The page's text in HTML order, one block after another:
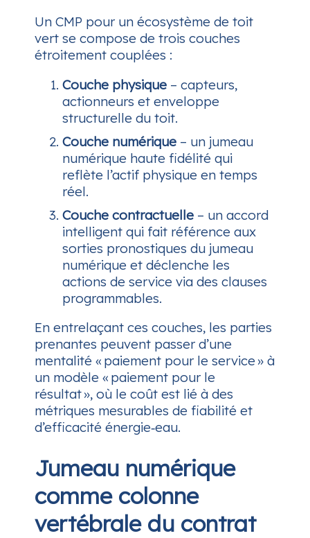
Un CMP pour un écosystème de toit
vert se compose de trois couches
étroitement couplées :
Couche physique – capteurs,
actionneurs et enveloppe
structurelle du toit.
Couche numérique – un jumeau
numérique haute fidélité qui
reflète l’actif physique en temps
réel.
Couche contractuelle – un accord
intelligent qui fait référence aux
sorties pronostiques du jumeau
numérique et déclenche les
actions de service via des clauses
programmables.
En entrelaçant ces couches, les parties
prenantes peuvent passer d’une
mentalité « paiement pour le service » à
un modèle « paiement pour le
résultat », où le coût est lié à des
métriques mesurables de fiabilité et
d’efficacité énergie‑eau.
Jumeau numérique
comme colonne
vertébrale du contrat